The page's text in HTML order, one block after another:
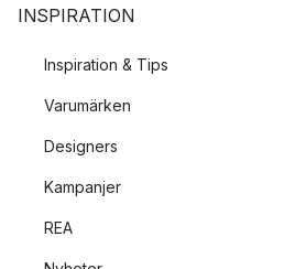
INSPIRATION
Inspiration & Tips
Varumärken
Designers
Kampanjer
REA